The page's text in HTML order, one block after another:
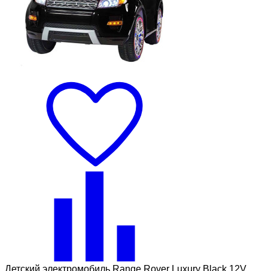
Детский электромобиль Range Rover Luxury Black 12V